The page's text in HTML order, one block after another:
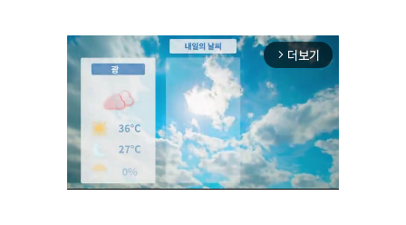
arrow_forward_ios 더보기